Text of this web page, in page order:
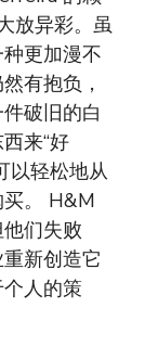
放异彩。虽
更加漫不
有抱负，
破旧的白
来“好
以轻松地从
。 H&M
们失败
新创造它
人的策